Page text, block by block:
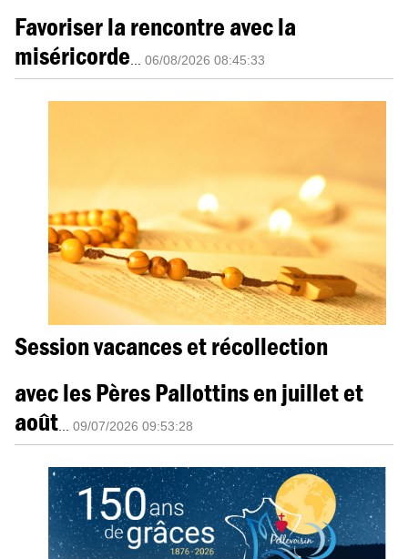
Favoriser la rencontre avec la
miséricorde
06/08/2026 08:45:33
Session vacances et récollection
avec les Pères Pallottins en juillet et
août
09/07/2026 09:53:28